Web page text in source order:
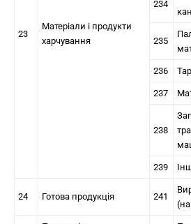
23
Матеріали і продукти
харчування
234
235
236
237
238
239
24 Готова продукція 241